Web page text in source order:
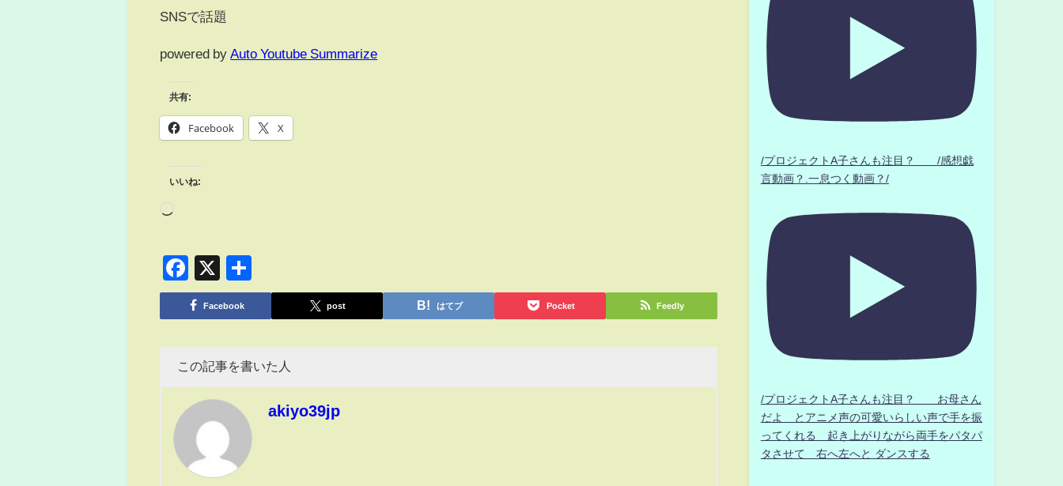
SNSで話題
powered by Auto Youtube Summarize
共有:
Facebook X
いいね:
Facebook
X
有
Facebook post はてブ Pocket Feedly
この記事を書いた人
akiyo39jp
/プロジェクトA子さんも注目？ /感想戯
言動画？.一息つく動画？/
/プロジェクトA子さんも注目？ お母さん
だよ とアニメ声の可愛いらしい声で手を振
ってくれる 起き上がりながら両手をパタパ
タさせて 右へ左へと ダンスする